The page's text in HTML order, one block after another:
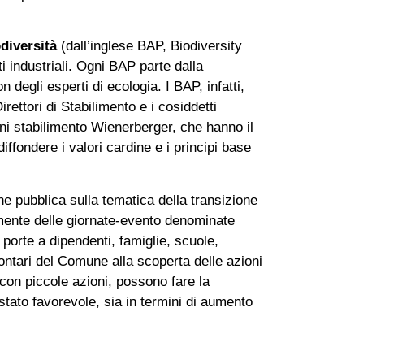
(dall’inglese BAP, Biodiversity
industriali. Ogni BAP parte dalla
degli esperti di ecologia. I BAP, infatti,
di Stabilimento e i cosiddetti
stabilimento Wienerberger, che hanno il
i valori cardine e i principi base
pubblica sulla tematica della transizione
delle giornate-evento denominate
a dipendenti, famiglie, scuole,
del Comune alla scoperta delle azioni
piccole azioni, possono fare la
favorevole, sia in termini di aumento